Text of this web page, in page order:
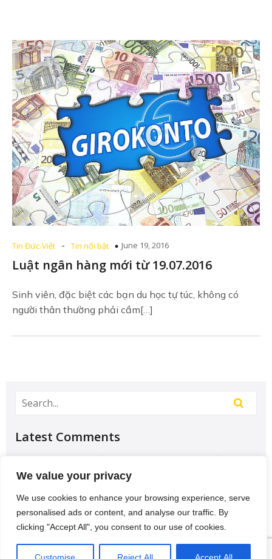
We value your privacy
We use cookies to enhance your browsing experience, serve
personalised ads or content, and analyse our traffic. By
clicking "Accept All", you consent to our use of cookies.
Tin Đức-Việt - Tin nổi bật June 19, 2016
Luật ngân hàng mới từ 19.07.2016
Sinh viên, đặc biệt các bạn du học tự túc, không có
người thân thường phải cầm[…]
Latest Comments
Học Đại học để có tương lai hơn? – Chưa chắc –
Sividuc.orgonChọn ngành học: sinh viên IT và
12/08/2016
[…] lại thì lại thiếu các kĩ năng của một người
thợ. Theo Tagesschau.de Bonus: Chọn ngành
học: sinh viên…
VI